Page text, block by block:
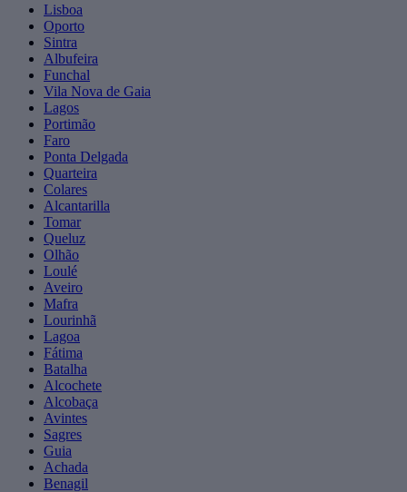
Lisboa
Oporto
Sintra
Albufeira
Funchal
Vila Nova de Gaia
Lagos
Portimão
Faro
Ponta Delgada
Quarteira
Colares
Alcantarilla
Tomar
Queluz
Olhão
Loulé
Aveiro
Mafra
Lourinhã
Lagoa
Fátima
Batalha
Alcochete
Alcobaça
Avintes
Sagres
Guia
Achada
Benagil